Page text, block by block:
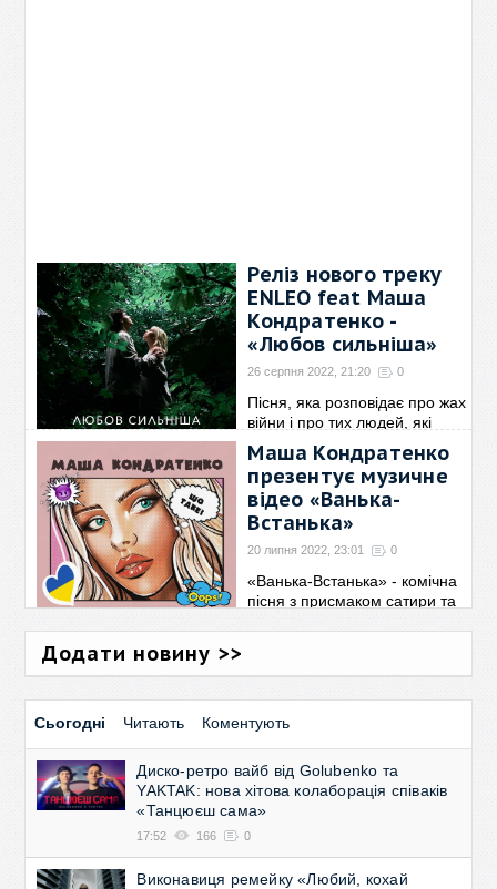
Реліз нового треку
ENLEO feat Маша
Кондратенко -
«Любов сильніша»
26 серпня 2022, 21:20 0
Пісня, яка розповідає про жах
війни і про тих людей, які
втратили друзів, втратили
будинок чи втратили віру у
світле майбутнє. Але
незважаючи на →
Маша Кондратенко
презентує музичне
відео «Ванька-
Встанька»
20 липня 2022, 23:01 0
«Ванька-Встанька» - комічна
пісня з присмаком сатири та
українців!→
Додати новину >>
Сьогодні Читають Коментують
Диско-ретро вайб від Golubenko та
YAKTAK: нова хітова колаборація співаків
«Танцюєш сама»
17:52 166 0
Виконавиця ремейку «Любий, кохай